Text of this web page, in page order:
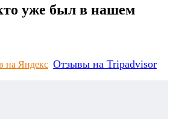
уже был в нашем
на Яндекс Отзывы на Tripadvisor